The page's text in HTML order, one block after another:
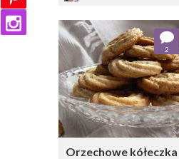
Orzechowe kółeczka
2
Dodaj do